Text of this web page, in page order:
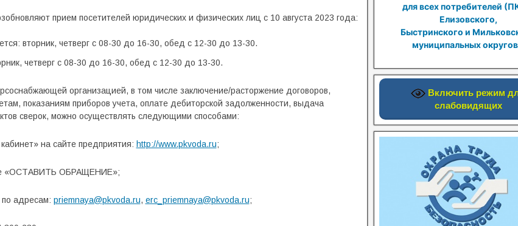
прием посетителей юридических и физических лиц с 10 августа 2023 года:
вторник, четверг с 08-30 до 16-30, обед с 12-30 до 13-30.
четверг с 08-30 до 16-30, обед с 12-30 до 13-30.
организацией, в том числе заключение/расторжение договоров,
показаниям приборов учета, оплате дебиторской задолженности, выдача
сверок, можно осуществлять следующими способами:
на сайте предприятия: http://www.pkvoda.ru;
«ОСТАВИТЬ ОБРАЩЕНИЕ»;
адресам: priemnaya@pkvoda.ru, erc_priemnaya@pkvoda.ru;
для всех потребителей
Елизовского,
Быстринского и
муниципальных
Включить режим
слабовидящих